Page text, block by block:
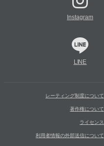
Instagram
LINE
レーティング制度について
著作権について
ライセンス
利用者情報の外部送信について